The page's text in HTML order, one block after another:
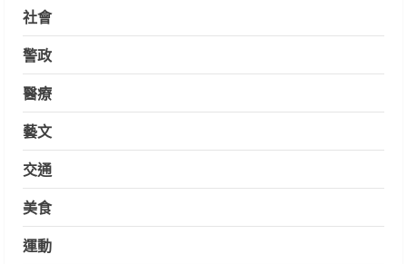
社會
警政
醫療
藝文
交通
美食
運動